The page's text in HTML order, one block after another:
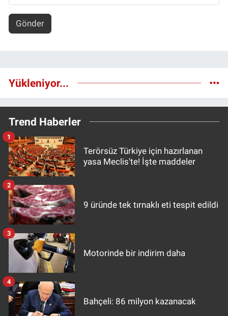
Gönder
Yükleniyor...
Trend Haberler
Terörsüz Türkiye için hazırlanan
yasa Meclis'te! İşte maddeler
1
9 üründe tek tırnaklı eti tespit edildi
2
Motorinde bir indirim daha
3
Bahçeli: 86 milyon kazanacak
4